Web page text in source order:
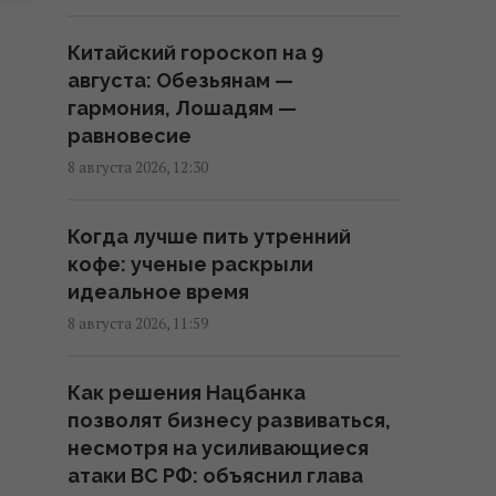
5 минут и осы больше не
потревожат: как быстро и
безопасно убрать их гнездо
11:30 суббота, 08 августа 2026
Украина согласилась не
нападать на нероссийские
танкеры с нефтью в Черном
море, - Bloomberg
Главный генерал США ищет
выход из войны в Иране, чтобы
не разозлить Трампа, - CNN
Китайский гороскоп на 9
августа: Обезьянам —
гармония, Лошадям —
равновесие
8 августа 2026, 12:30
Когда лучше пить утренний
кофе: ученые раскрыли
идеальное время
8 августа 2026, 11:59
Как решения Нацбанка
позволят бизнесу развиваться,
несмотря на усиливающиеся
атаки ВС РФ: объяснил глава